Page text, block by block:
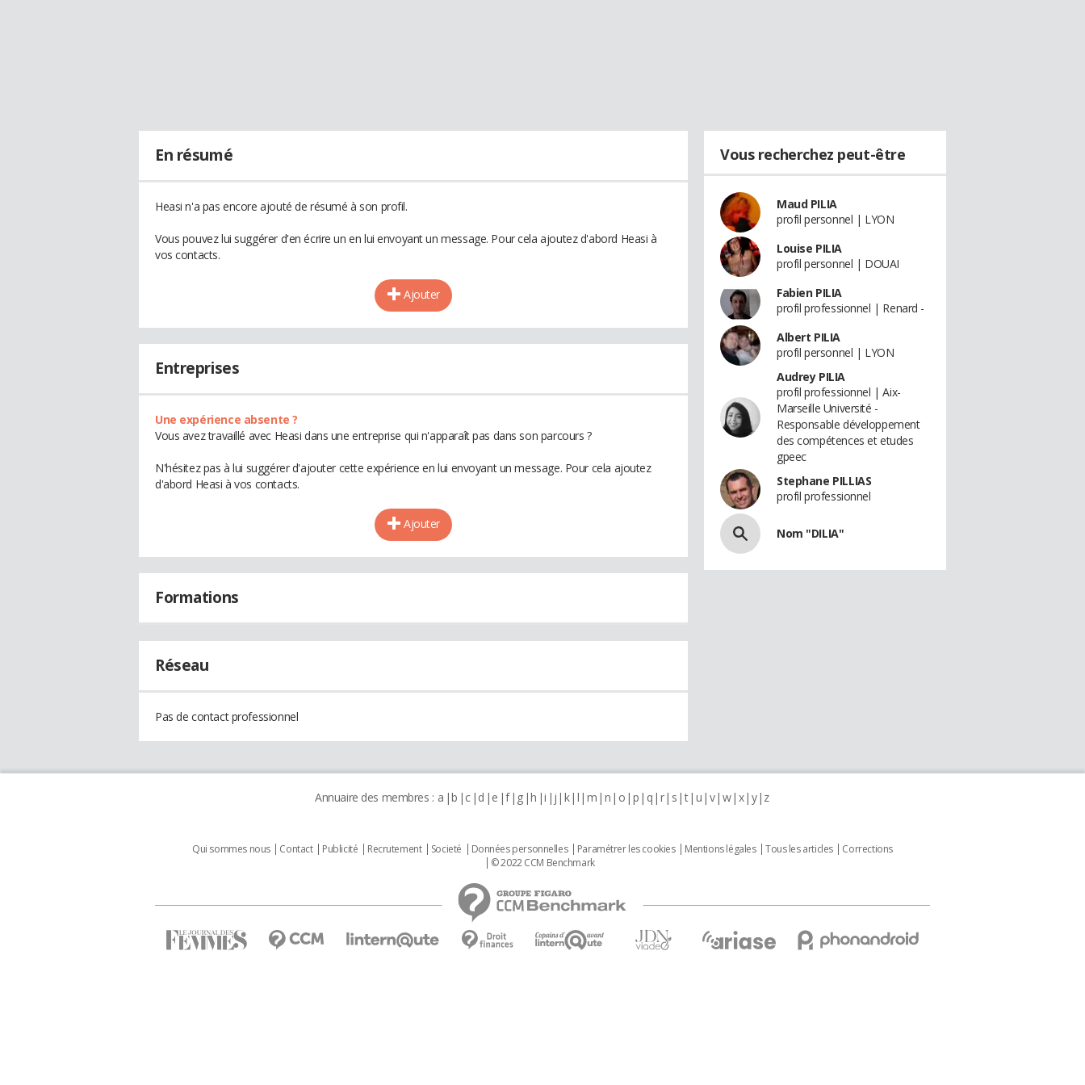
En résumé
Heasi n'a pas encore ajouté de résumé à son profil.
Vous pouvez lui suggérer d'en écrire un en lui envoyant un message. Pour cela ajoutez d'abord Heasi à
vos contacts.
Ajouter
Entreprises
Une expérience absente ?
Vous avez travaillé avec Heasi dans une entreprise qui n'apparaît pas dans son parcours ?
N'hésitez pas à lui suggérer d'ajouter cette expérience en lui envoyant un message. Pour cela ajoutez
d'abord Heasi à vos contacts.
Ajouter
Formations
Réseau
Pas de contact professionnel
Vous recherchez peut-être
Maud PILIA
profil personnel | LYON
Louise PILIA
profil personnel | DOUAI
Fabien PILIA
profil professionnel | Renard -
Albert PILIA
profil personnel | LYON
Audrey PILIA
profil professionnel | Aix-
Marseille Université -
Responsable développement
des compétences et etudes
gpeec
Stephane PILLIAS
profil professionnel
Nom "DILIA"
Annuaire des membres : a b c d e f g h i j k l m n o p q r s t u v w x y z
Qui sommes nous Contact Publicité Recrutement Societé Données personnelles Paramétrer les cookies Mentions légales Tous les articles
Corrections
© 2022 CCM Benchmark